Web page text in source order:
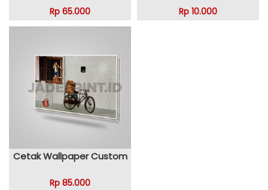
Rp 65.000 Rp 10.000
Cetak Wallpaper Custom
Rp 85.000